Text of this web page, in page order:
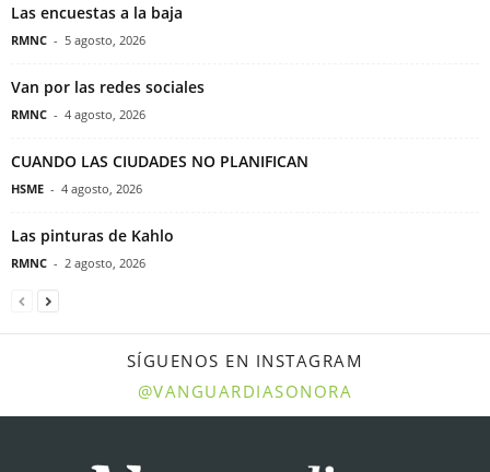
Las encuestas a la baja
RMNC - 5 agosto, 2026
Van por las redes sociales
RMNC - 4 agosto, 2026
CUANDO LAS CIUDADES NO PLANIFICAN
HSME - 4 agosto, 2026
Las pinturas de Kahlo
RMNC - 2 agosto, 2026
SÍGUENOS EN INSTAGRAM
@VANGUARDIASONORA